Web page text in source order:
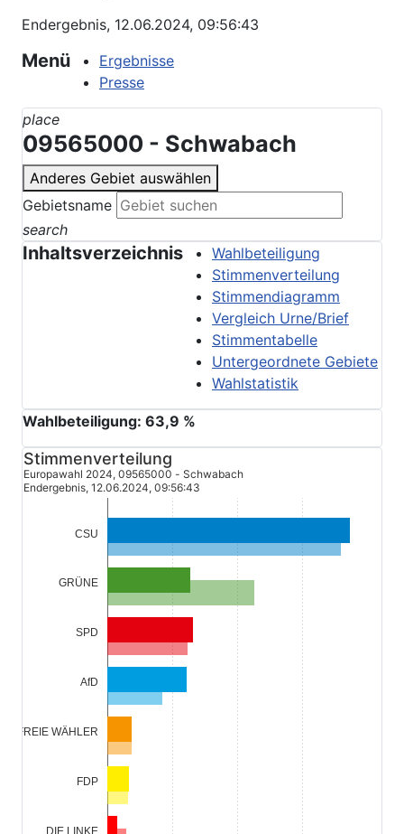
Endergebnis, 12.06.2024, 09:56:43
Menü
Ergebnisse
Presse
place
09565000 - Schwabach
Anderes Gebiet auswählen
Gebietsname
search
Inhaltsverzeichnis
Wahlbeteiligung
Stimmenverteilung
Stimmendiagramm
Vergleich Urne/Brief
Stimmentabelle
Untergeordnete Gebiete
Wahlstatistik
Wahlbeteiligung: 63,9 %
CSU
GRÜNE
SPD
AfD
FREIE WÄHLER
FDP
12,8
Stimmenverteilung
Europawahl 2024, 09565000 - Schwabach
Endergebnis, 12.06.2024, 09:56:43